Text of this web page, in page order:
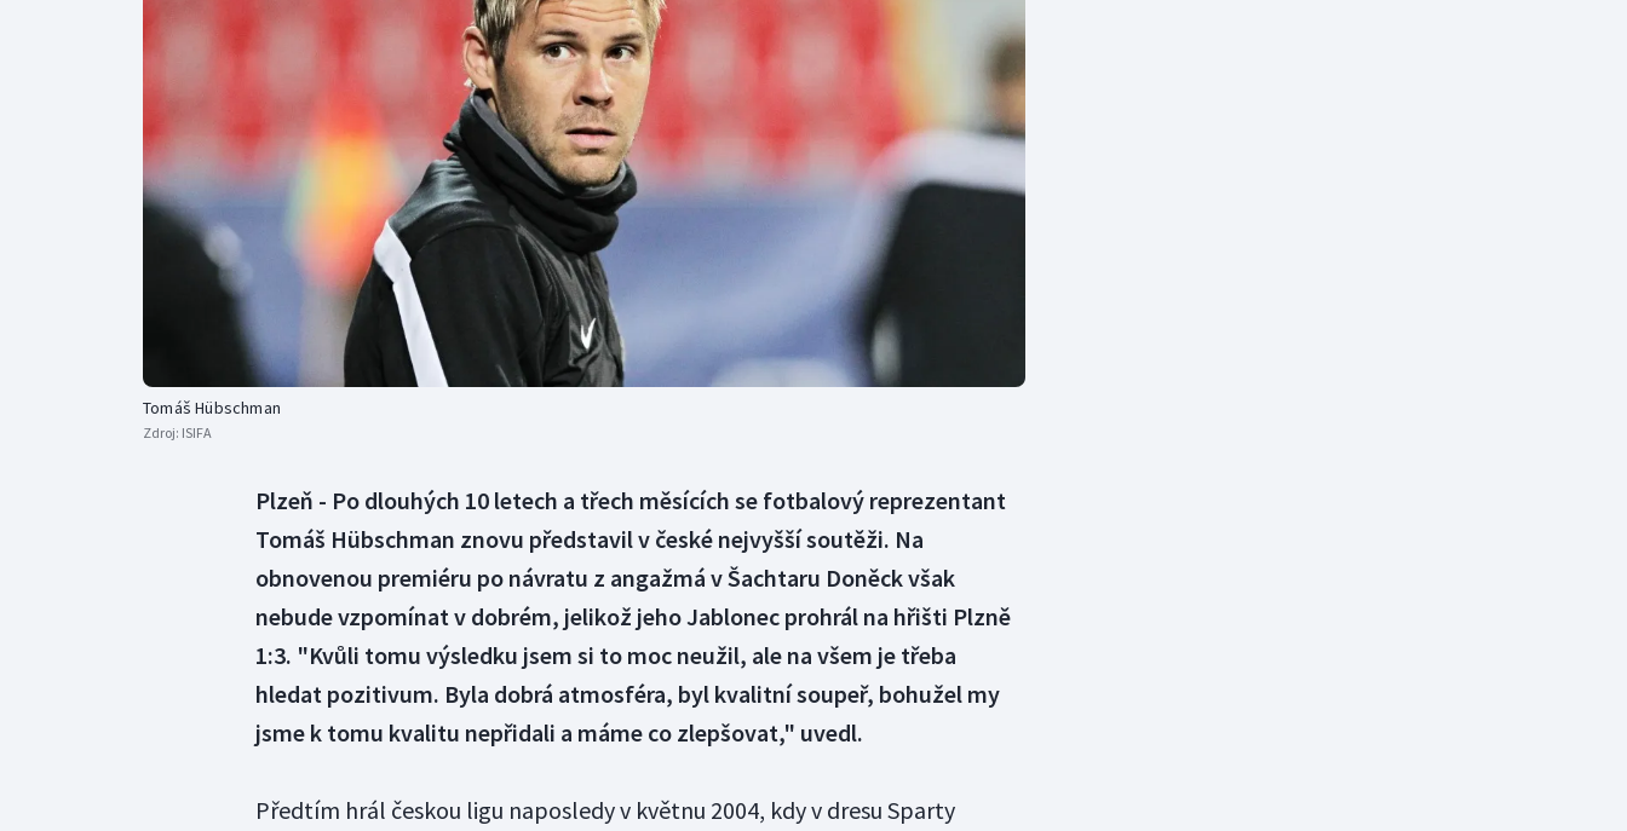
Futsal
Golf
Gymnastika
Moderní pětiboj
Motorsport
Olympijské hry
Parasport
Vodní slalom
Volejbal
Ostatní
Tomáš Hübschman
Zdroj: ISIFA
Plzeň - Po dlouhých 10 letech a třech měsících se fotbalový reprezentant
Tomáš Hübschman znovu představil v české nejvyšší soutěži. Na
obnovenou premiéru po návratu z angažmá v Šachtaru Doněck však
nebude vzpomínat v dobrém, jelikož jeho Jablonec prohrál na hřišti Plzně
1:3. "Kvůli tomu výsledku jsem si to moc neužil, ale na všem je třeba
hledat pozitivum. Byla dobrá atmosféra, byl kvalitní soupeř, bohužel my
jsme k tomu kvalitu nepřidali a máme co zlepšovat," uvedl.
Předtím hrál českou ligu naposledy v květnu 2004, kdy v dresu Sparty